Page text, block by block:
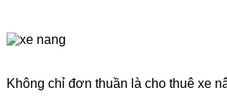
Không chỉ đơn thuần là cho thuê xe